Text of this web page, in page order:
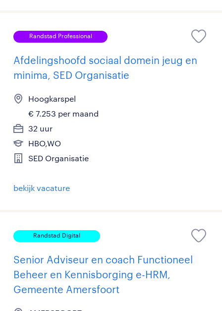
Randstad Professional
Afdelingshoofd sociaal domein jeug en
minima, SED Organisatie
Hoogkarspel
€ 7.253 per maand
32 uur
HBO,WO
SED Organisatie
bekijk vacature
Randstad Digital
Senior Adviseur en coach Functioneel
Beheer en Kennisborging e-HRM,
Gemeente Amersfoort